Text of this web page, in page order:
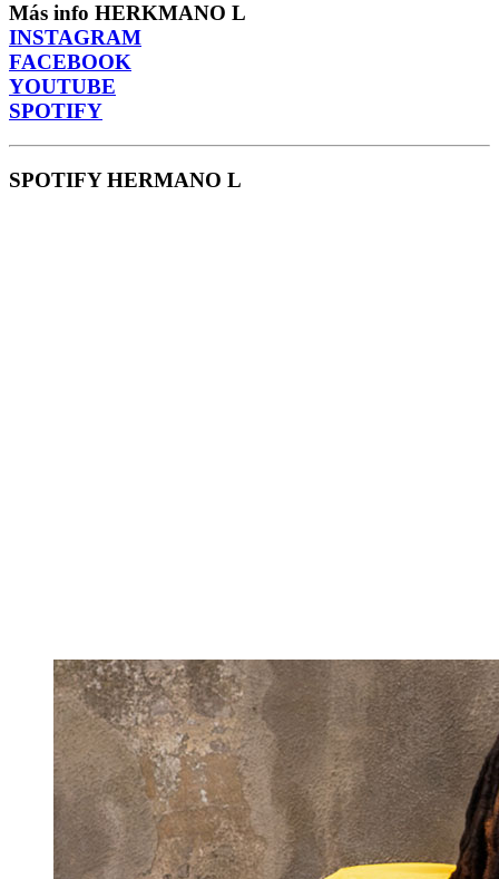
Más info HERKMANO L
INSTAGRAM
FACEBOOK
YOUTUBE
SPOTIFY
SPOTIFY HERMANO L